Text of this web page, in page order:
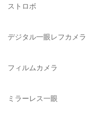
DELSEY（デルセー）
DEKO Elite（デコエリート）
Datacolor（データカラー）
ストロボ
デジタル一眼レフカメラ
フィルムカメラ
ミラーレス一眼